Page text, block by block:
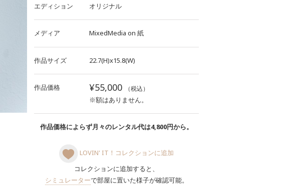
エディション オリジナル
メディア MixedMedia on 紙
作品サイズ 22.7(H)x15.8(W)
作品価格 ¥55,000 （税込）
※額はありません。
作品価格によらず月々のレンタル代は4,800円から。
LOVIN' IT！コレクションに追加
コレクションに追加すると、
シミュレーターで部屋に置いた様子が確認可能。